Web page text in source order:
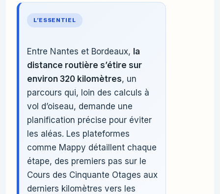
contenu
L’ESSENTIEL
Entre Nantes et Bordeaux, la
distance routière s’étire sur
environ 320 kilomètres, un
parcours qui, loin des calculs à
vol d’oiseau, demande une
planification précise pour éviter
les aléas. Les plateformes
comme Mappy détaillent chaque
étape, des premiers pas sur le
Cours des Cinquante Otages aux
derniers kilomètres vers les